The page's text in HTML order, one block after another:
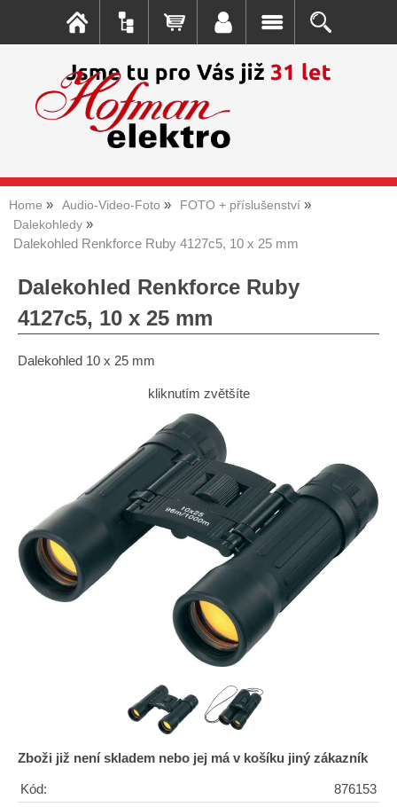
Home Audio-Video-Foto
FOTO + příslušenství
Dalekohledy
Dalekohled Renkforce Ruby 4127c5, 10 x 25 mm
Dalekohled Renkforce Ruby
4127c5, 10 x 25 mm
Dalekohled 10 x 25 mm
kliknutím zvětšíte
Zboži již není skladem nebo jej má v košíku jiný zákazník
Kód: 876153